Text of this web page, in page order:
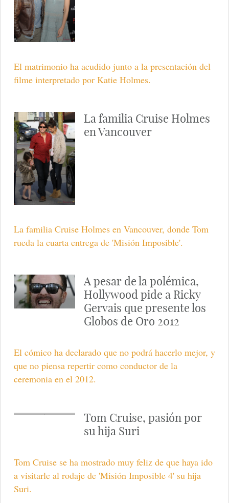
El matrimonio ha acudido junto a la presentación del
filme interpretado por Katie Holmes.
La familia Cruise Holmes
en Vancouver
La familia Cruise Holmes en Vancouver, donde Tom
rueda la cuarta entrega de 'Misión Imposible'.
A pesar de la polémica,
Hollywood pide a Ricky
Gervais que presente los
Globos de Oro 2012
El cómico ha declarado que no podrá hacerlo mejor, y
que no piensa repertir como conductor de la
ceremonia en el 2012.
Tom Cruise, pasión por
su hija Suri